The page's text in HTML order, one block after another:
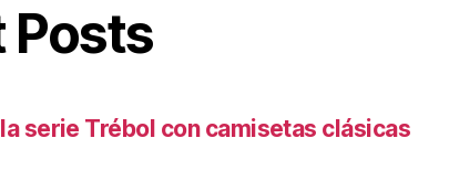
Posts
serie Trébol con camisetas clásicas